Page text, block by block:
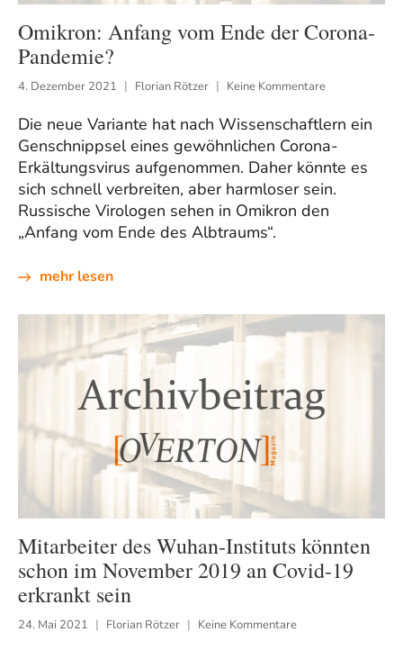
Omikron: Anfang vom Ende der Corona-
Pandemie?
4. Dezember 2021 Florian Rötzer Keine Kommentare
Die neue Variante hat nach Wissenschaftlern ein
Genschnippsel eines gewöhnlichen Corona-
Erkältungsvirus aufgenommen. Daher könnte es
sich schnell verbreiten, aber harmloser sein.
Russische Virologen sehen in Omikron den
„Anfang vom Ende des Albtraums“.
mehr lesen
Mitarbeiter des Wuhan-Instituts könnten
schon im November 2019 an Covid-19
erkrankt sein
24. Mai 2021 Florian Rötzer Keine Kommentare